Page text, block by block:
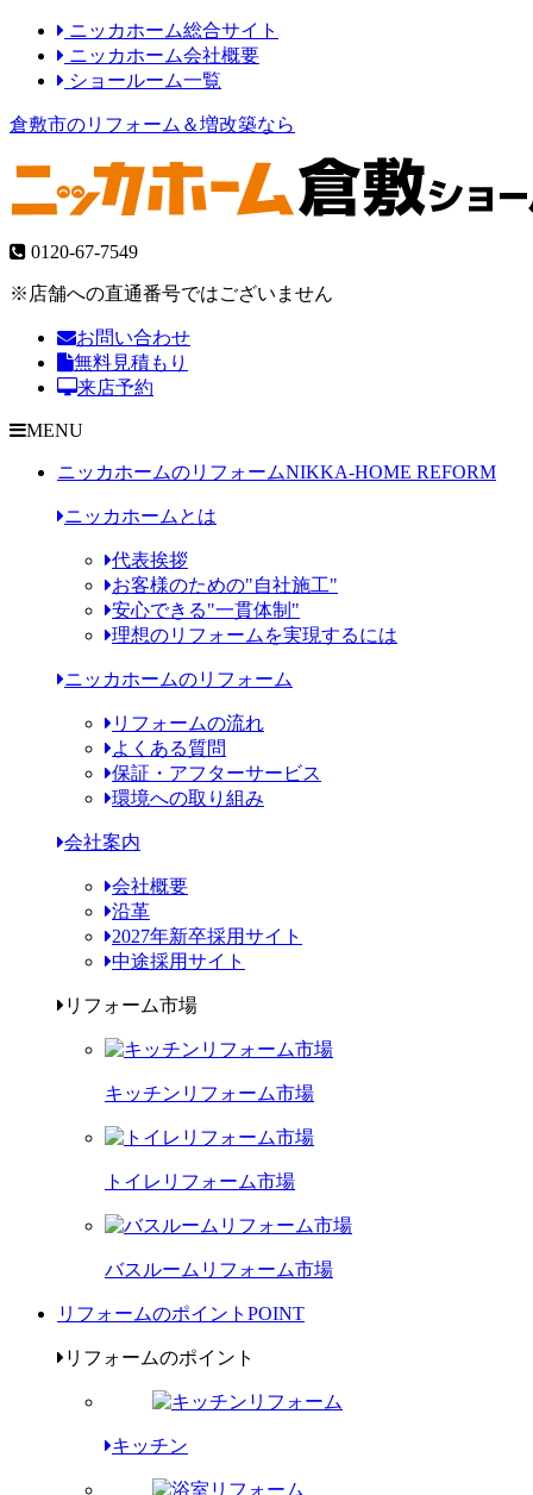
ニッカホーム総合サイト
ニッカホーム会社概要
ショールーム一覧
倉敷市のリフォーム＆増改築なら
0120-67-7549
※店舗への直通番号ではございません
お問い合わせ
無料見積もり
来店予約
MENU
ニッカホームのリフォームNIKKA-HOME REFORM
ニッカホームとは
代表挨拶
お客様のための"自社施工"
安心できる"一貫体制"
理想のリフォームを実現するには
ニッカホームのリフォーム
リフォームの流れ
よくある質問
保証・アフターサービス
環境への取り組み
会社案内
会社概要
沿革
2027年新卒採用サイト
中途採用サイト
リフォーム市場
キッチンリフォーム市場
トイレリフォーム市場
バスルームリフォーム市場
リフォームのポイント POINT
リフォームのポイント
キッチン